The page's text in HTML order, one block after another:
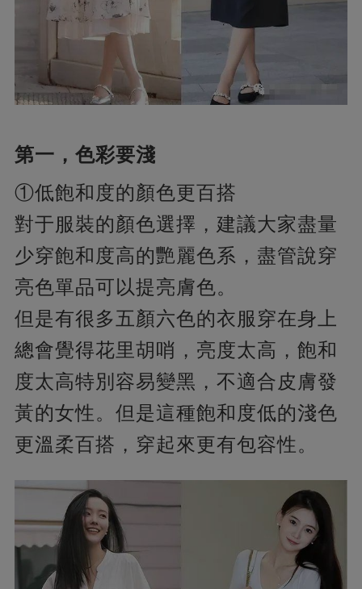
第一，色彩要淺
①低飽和度的顏色更百搭
對于服裝的顏色選擇，建議大家盡量
少穿飽和度高的艷麗色系，盡管說穿
亮色單品可以提亮膚色。
但是有很多五顏六色的衣服穿在身上
總會覺得花里胡哨，亮度太高，飽和
度太高特別容易變黑，不適合皮膚發
黃的女性。但是這種飽和度低的淺色
更溫柔百搭，穿起來更有包容性。